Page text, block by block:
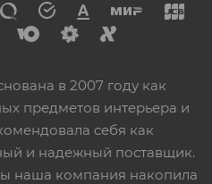
в 2007 году как
предметов интерьера и
себя как
и надежный поставщик.
наша компания накопила